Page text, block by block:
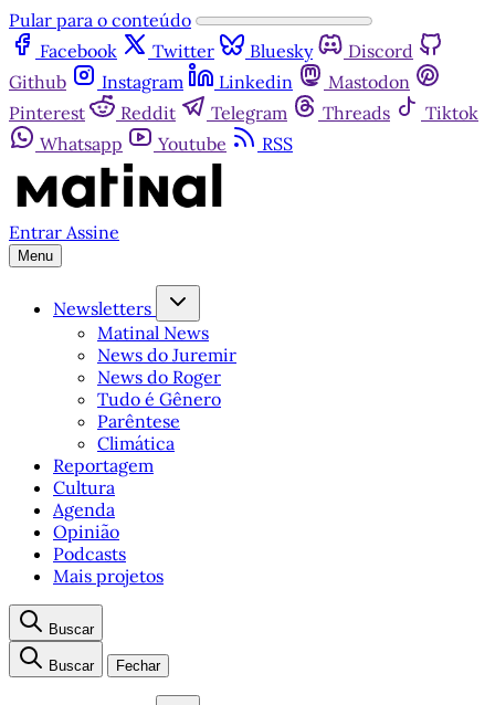
Pular para o conteúdo
Facebook
Twitter Bluesky
Discord
Github
Instagram Linkedin
Mastodon
Pinterest
Reddit Telegram Threads
Tiktok
Whatsapp
Youtube RSS
Entrar Assine
Menu
Newsletters
Matinal News
News do Juremir
News do Roger
Tudo é Gênero
Parêntese
Climática
Reportagem
Cultura
Agenda
Opinião
Podcasts
Mais projetos
Buscar
Buscar Fechar